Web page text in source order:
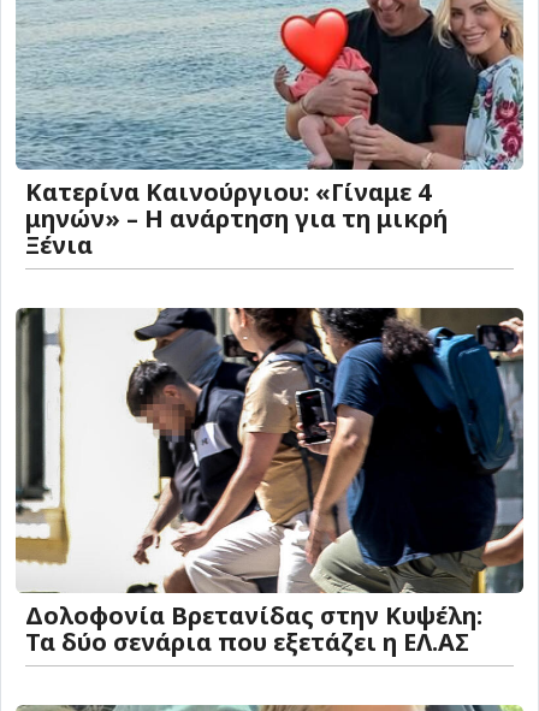
Κατερίνα Καινούργιου: «Γίναμε 4
μηνών» – Η ανάρτηση για τη μικρή
Ξένια
Δολοφονία Βρετανίδας στην Κυψέλη:
Τα δύο σενάρια που εξετάζει η ΕΛ.ΑΣ